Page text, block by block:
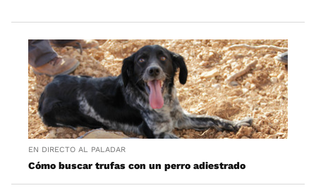
EN DIRECTO AL PALADAR
Cómo buscar trufas con un perro adiestrado